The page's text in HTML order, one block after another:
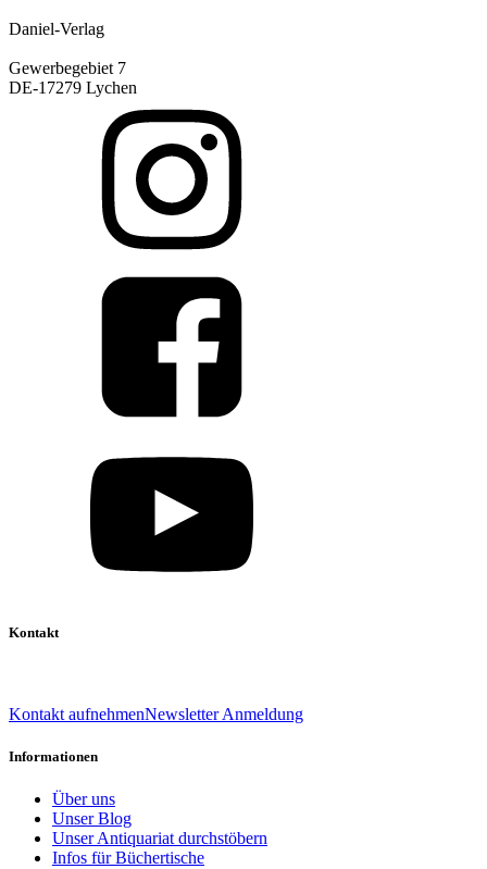
Daniel-Verlag
Gewerbegebiet 7
DE-17279 Lychen
Kontakt
Kontakt aufnehmenNewsletter Anmeldung
Informationen
Über uns
Unser Blog
Unser Antiquariat durchstöbern
Infos für Büchertische